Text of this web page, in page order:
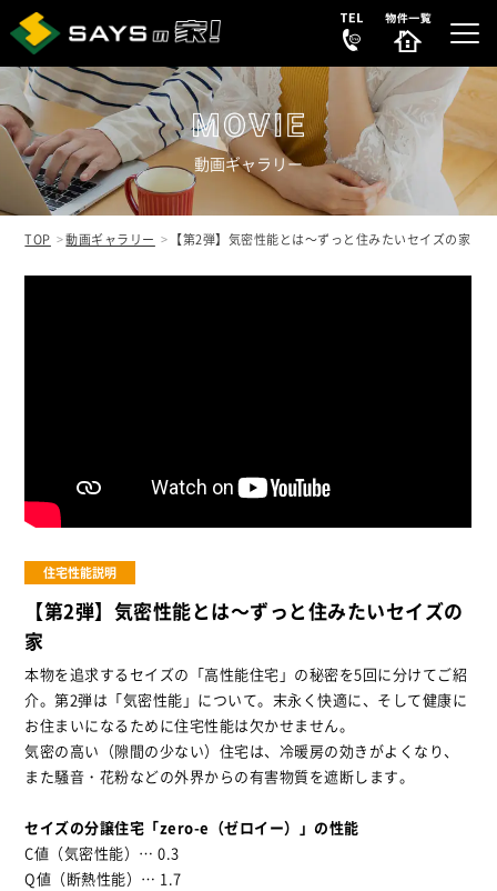
REASON
選ばれる理由
お知らせ
新着情報
イベント情報
建築実例
オーナーズボイス
家づくりワークショップ
オーナーズ
耐震等級3の家づくり
「したまち未来活用」～不動産売却相談室～
プライバシーポリシー
サイトマップ
動画ギャラリー
TOP 動画ギャラリー 【第2弾】気密性能とは～ずっと住みたいセイズの家
住宅性能説明
【第2弾】気密性能とは～ずっと住みたいセイズの
家
本物を追求するセイズの「高性能住宅」の秘密を5回に分けてご紹
介。第2弾は「気密性能」について。末永く快適に、そして健康に
お住まいになるために住宅性能は欠かせません。
気密の高い（隙間の少ない）住宅は、冷暖房の効きがよくなり、
また騒音・花粉などの外界からの有害物質を遮断します。
セイズの分譲住宅「zero-e（ゼロイー）」の性能
C値（気密性能）… 0.3
Q値（断熱性能）… 1.7